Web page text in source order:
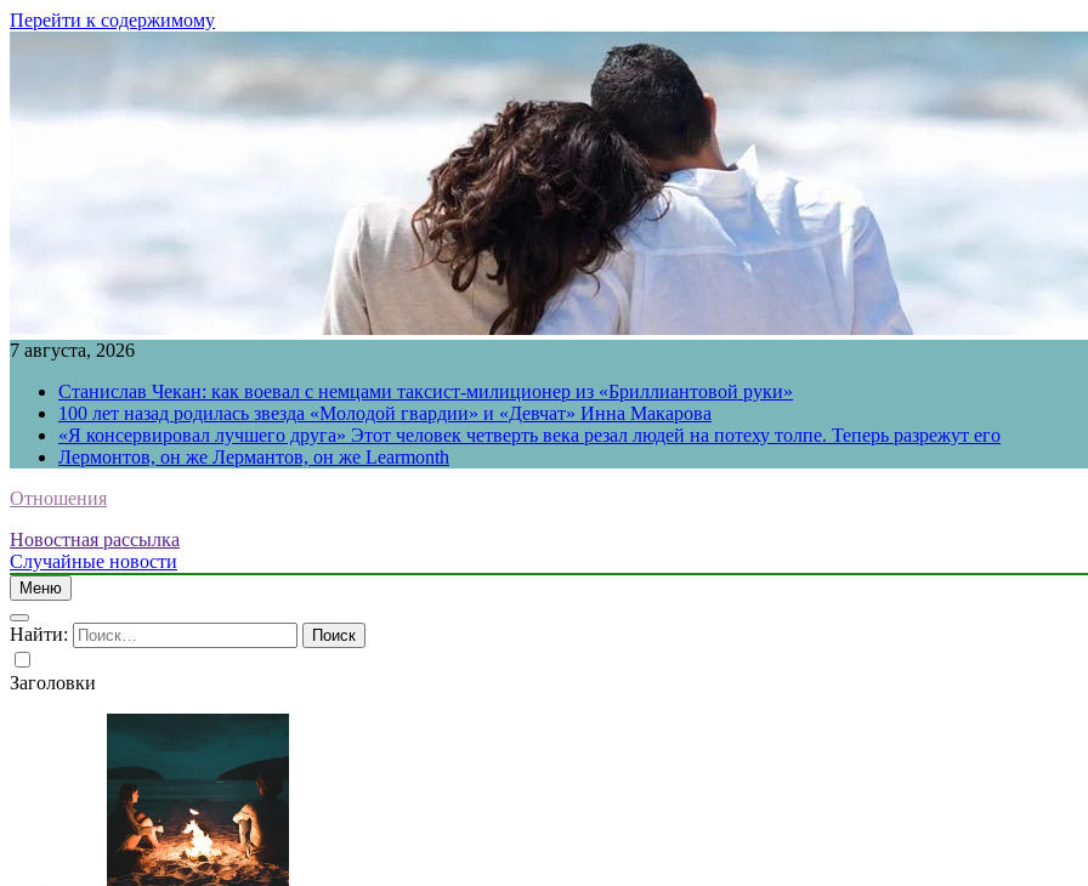
Перейти к содержимому
7 августа, 2026
Станислав Чекан: как воевал с немцами таксист-милиционер из «Бриллиантовой руки»
100 лет назад родилась звезда «Молодой гвардии» и «Девчат» Инна Макарова
«Я консервировал лучшего друга» Этот человек четверть века резал людей на потеху толпе. Теперь разрежут его
Лермонтов, он же Лермантов, он же Learmonth
Отношения
Новостная рассылка
Случайные новости
Меню
Найти:
Заголовки